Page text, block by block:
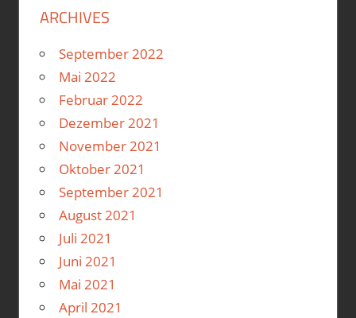
ARCHIVES
September 2022
Mai 2022
Februar 2022
Dezember 2021
November 2021
Oktober 2021
September 2021
August 2021
Juli 2021
Juni 2021
Mai 2021
April 2021